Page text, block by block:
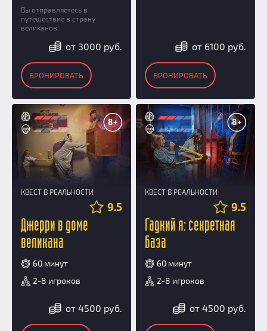
Вы отправляетесь в
путешествие в страну
великанов.
от 3000 руб.
БРОНИРОВАТЬ
от 6100 руб.
БРОНИРОВАТЬ
8+
КВЕСТ В РЕАЛЬНОСТИ
9.5
Джерри в доме
великана
60 минут
2-8 игроков
от 4500 руб.
8+
КВЕСТ В РЕАЛЬНОСТИ
9.5
Гадкий я: секретная
база
60 минут
2-8 игроков
от 4500 руб.